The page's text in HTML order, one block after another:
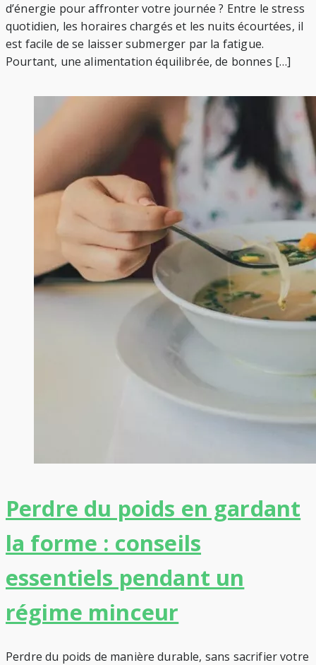
d’énergie pour affronter votre journée ? Entre le stress
quotidien, les horaires chargés et les nuits écourtées, il
est facile de se laisser submerger par la fatigue.
Pourtant, une alimentation équilibrée, de bonnes […]
Perdre du poids en gardant
la forme : conseils
essentiels pendant un
régime minceur
Perdre du poids de manière durable, sans sacrifier votre